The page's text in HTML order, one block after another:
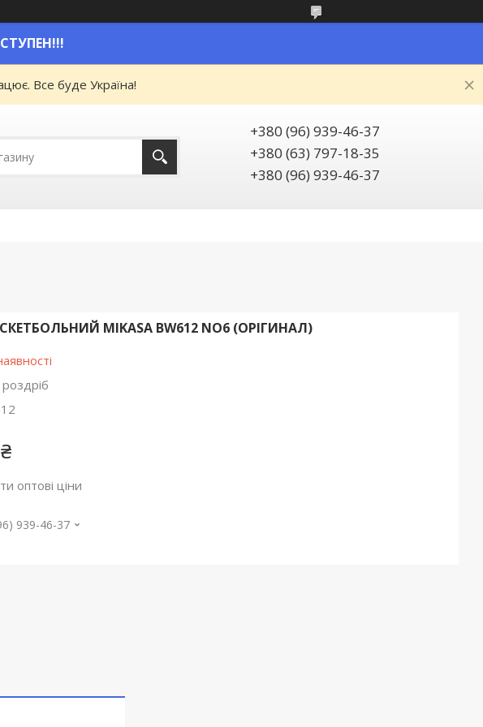
Все буде Україна!
+380 (96) 939-46-37
+380 (63) 797-18-35
+380 (96) 939-46-37
MIKASA BW612 NO6 (ОРІГИНАЛ)
оптові ціни
939-46-37